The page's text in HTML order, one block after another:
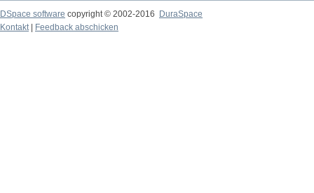
DSpace software copyright © 2002-2016
DuraSpace
Kontakt| Feedback abschicken